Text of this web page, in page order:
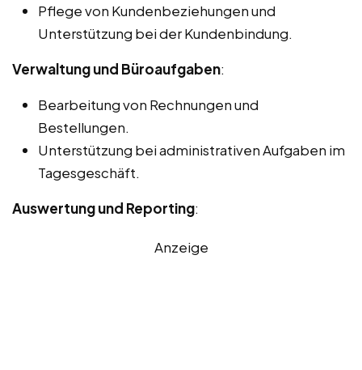
Pflege von Kundenbeziehungen und
Unterstützung bei der Kundenbindung.
Verwaltung und Büroaufgaben:
Bearbeitung von Rechnungen und
Bestellungen.
Unterstützung bei administrativen Aufgaben im
Tagesgeschäft.
Auswertung und Reporting:
Anzeige